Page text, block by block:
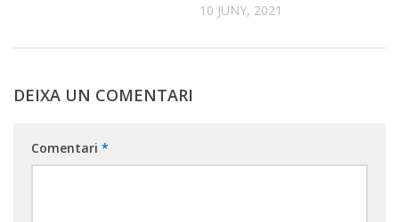
10 JUNY, 2021
DEIXA UN COMENTARI
Comentari *